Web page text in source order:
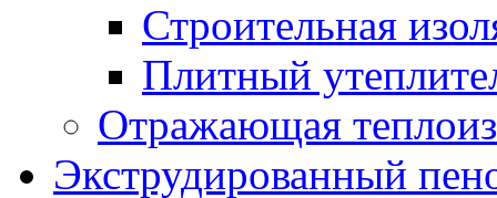
Строительная
Плитный
Отражающая
Экструдированный